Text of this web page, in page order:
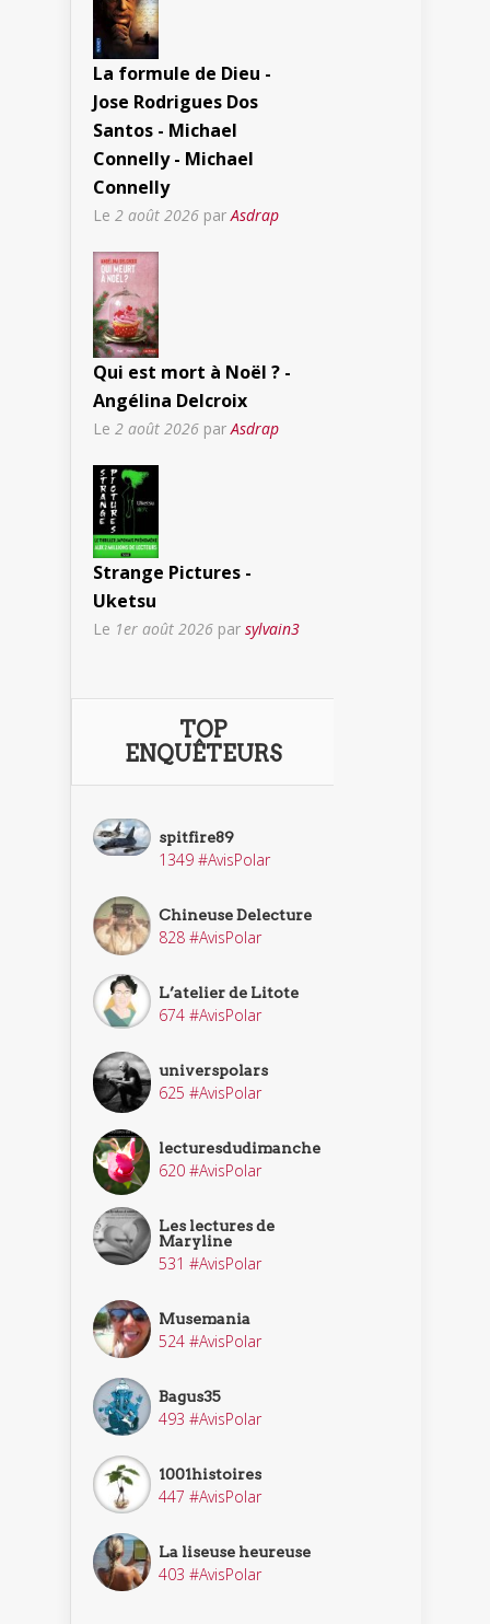
La formule de Dieu -
Jose Rodrigues Dos
Santos - Michael
Connelly - Michael
Connelly
Le 2 août 2026 parAsdrap
Qui est mort à Noël ? -
Angélina Delcroix
Le 2 août 2026 par Asdrap
Strange Pictures -
Uketsu
Le 1er août 2026 par sylvain3
TOP
ENQUÊTEURS
spitfire89
1349 #AvisPolar
Chineuse Delecture
828 #AvisPolar
L’atelier de Litote
674 #AvisPolar
universpolars
625 #AvisPolar
lecturesdudimanche
620 #AvisPolar
Les lectures de
Maryline
531 #AvisPolar
Musemania
524 #AvisPolar
Bagus35
493 #AvisPolar
1001histoires
447 #AvisPolar
La liseuse heureuse
403 #AvisPolar